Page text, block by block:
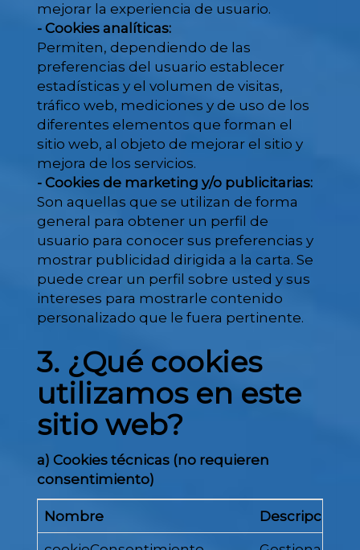
mejorar la experiencia de usuario.
- Cookies analíticas:
Permiten, dependiendo de las
preferencias del usuario establecer
estadísticas y el volumen de visitas,
tráfico web, mediciones y de uso de los
diferentes elementos que forman el
sitio web, al objeto de mejorar el sitio y
mejora de los servicios.
- Cookies de marketing y/o publicitarias:
Son aquellas que se utilizan de forma
general para obtener un perfil de
usuario para conocer sus preferencias y
mostrar publicidad dirigida a la carta. Se
puede crear un perfil sobre usted y sus
intereses para mostrarle contenido
personalizado que le fuera pertinente.
3. ¿Qué cookies
utilizamos en este
sitio web?
a) Cookies técnicas (no requieren
consentimiento)
Nombre Descripción